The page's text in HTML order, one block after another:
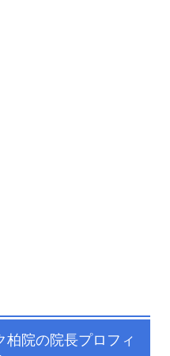
柏院の院長プロフィ